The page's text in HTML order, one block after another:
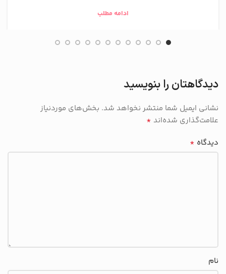
ادامه مطلب
دیدگاهتان را بنویسید
نشانی ایمیل شما منتشر نخواهد شد. بخش‌های موردنیاز
علامت‌گذاری شده‌اند *
دیدگاه *
نام